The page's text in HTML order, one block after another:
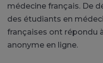
médecine français. De
des étudiants en
françaises ont répondu
anonyme en ligne.